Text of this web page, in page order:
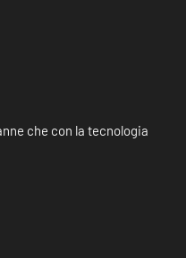
che con la tecnologia